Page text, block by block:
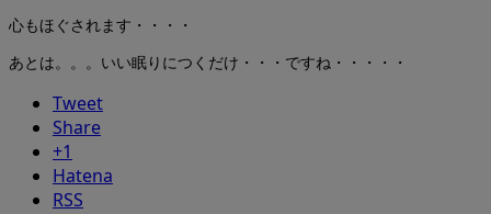
心もほぐされます・・・・
あとは。。。いい眠りにつくだけ・・・ですね・・・・・
Tweet
Share
+1
Hatena
RSS